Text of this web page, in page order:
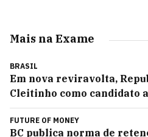
Mais na Exame
BRASIL
Em nova reviravolta,
Cleitinho como candidato
FUTURE OF MONEY
BC publica norma de